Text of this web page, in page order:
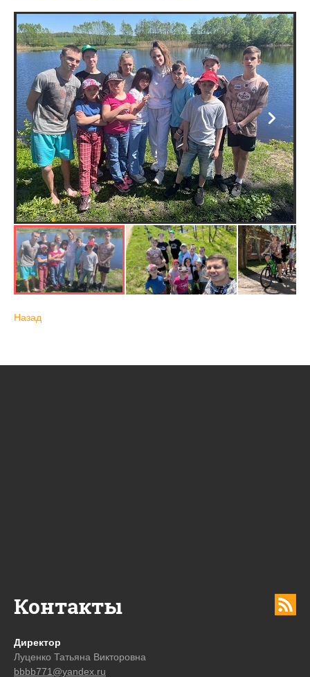
Назад
Контакты
Директор
Луценко Татьяна Викторовна
bbbb771@yandex.ru